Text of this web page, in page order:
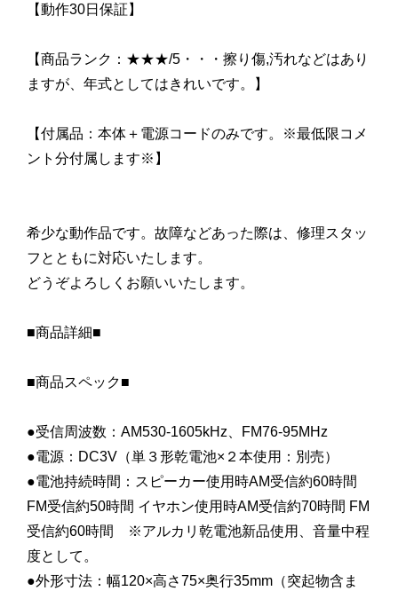
【動作30日保証】
【商品ランク：★★★/5・・・擦り傷,汚れなどはあり
ますが、年式としてはきれいです。】
【付属品：本体＋電源コードのみです。※最低限コメ
ント分付属します※】
希少な動作品です。故障などあった際は、修理スタッ
フとともに対応いたします。
どうぞよろしくお願いいたします。
■商品詳細■
■商品スペック■
●受信周波数：AM530-1605kHz、FM76-95MHz
●電源：DC3V（単３形乾電池×２本使用：別売）
●電池持続時間：スピーカー使用時AM受信約60時間
FM受信約50時間 イヤホン使用時AM受信約70時間 FM
受信約60時間 ※アルカリ乾電池新品使用、音量中程
度として。
●外形寸法：幅120×高さ75×奥行35mm（突起物含ま